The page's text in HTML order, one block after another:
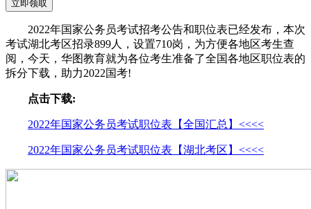
2022年国家公务员考试招考公告和职位表已经发布，本次
考试湖北考区招录899人，设置710岗，为方便各地区考生查
阅，今天，华图教育就为各位考生准备了全国各地区职位表的
拆分下载，助力2022国考!
点击下载:
2022年国家公务员考试职位表【全国汇总】<<<<
2022年国家公务员考试职位表【湖北考区】<<<<